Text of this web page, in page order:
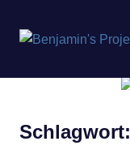
springen
Schlagwort: